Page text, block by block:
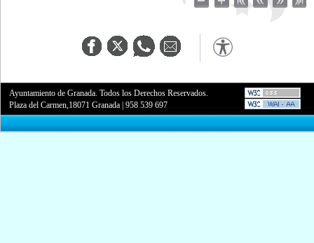
Ayuntamiento de Granada. Todos los Derechos Reservados.
Plaza del Carmen,18071 Granada |958 539 697